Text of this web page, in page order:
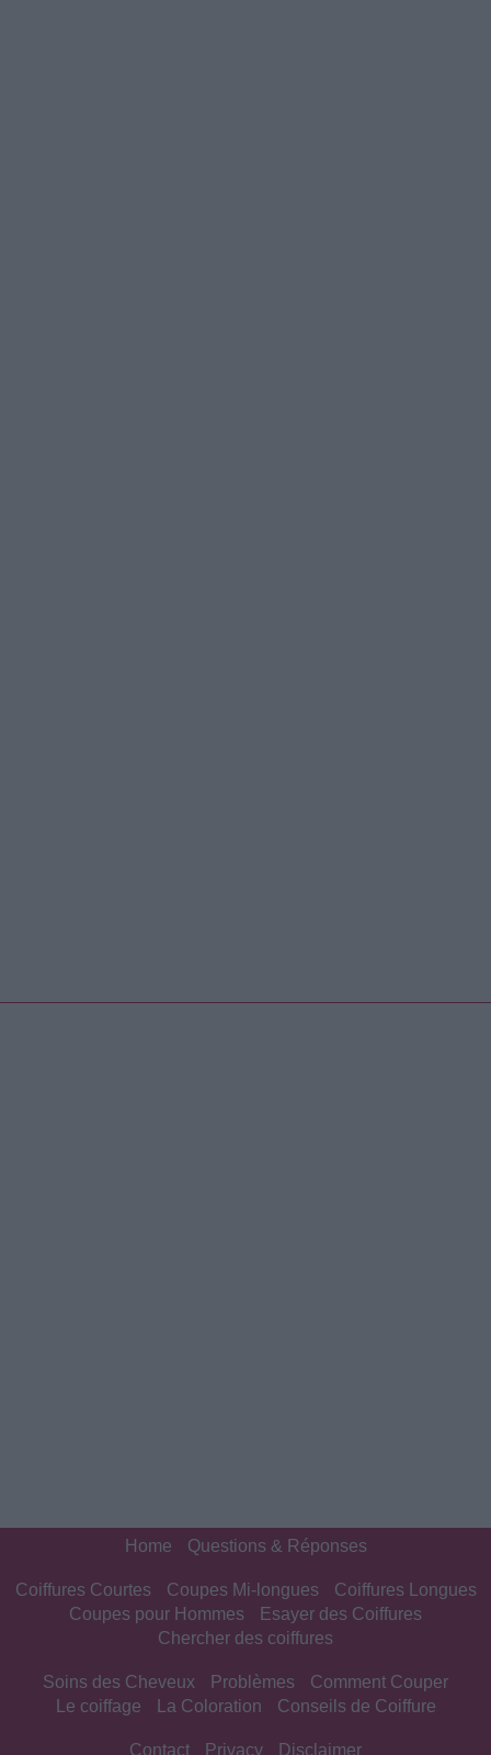
Home Questions & Réponses
Coiffures Courtes Coupes Mi-longues
Coiffures Longues
Coupes pour Hommes
Esayer des Coiffures
Chercher des coiffures
Soins des Cheveux Problèmes
Comment Couper
Le coiffage
La Coloration Conseils de Coiffure
Contact Privacy Disclaimer